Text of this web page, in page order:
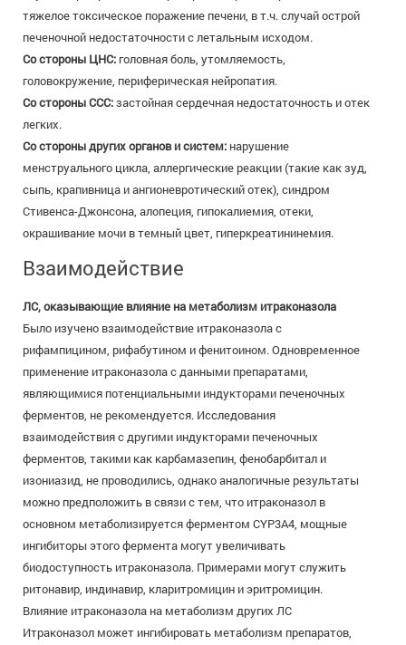
тяжелое токсическое поражение печени, в т.ч. случай острой
печеночной недостаточности с летальным исходом.
Со стороны ЦНС: головная боль, утомляемость,
головокружение, периферическая нейропатия.
Со стороны ССС:застойная сердечная недостаточность и отек
легких.
Со стороны других органов и систем: нарушение
менструального цикла, аллергические реакции (такие как зуд,
сыпь, крапивница и ангионевротический отек), синдром
Стивенса-Джонсона, алопеция, гипокалиемия, отеки,
окрашивание мочи в темный цвет, гиперкреатининемия.
Взаимодействие
ЛС, оказывающие влияние на метаболизм итраконазола
Было изучено взаимодействие итраконазола с
рифампицином, рифабутином и фенитоином. Одновременное
применение итраконазола с данными препаратами,
являющимися потенциальными индукторами печеночных
ферментов, не рекомендуется. Исследования
взаимодействия с другими индукторами печеночных
ферментов, такими как карбамазепин, фенобарбитал и
изониазид, не проводились, однако аналогичные результаты
можно предположить в связи с тем, что итраконазол в
основном метаболизируется ферментом CYP3А4, мощные
ингибиторы этого фермента могут увеличивать
биодоступность итраконазола. Примерами могут служить
ритонавир, индинавир, кларитромицин и эритромицин.
Влияние итраконазола на метаболизм других ЛС
Итраконазол может ингибировать метаболизм препаратов,